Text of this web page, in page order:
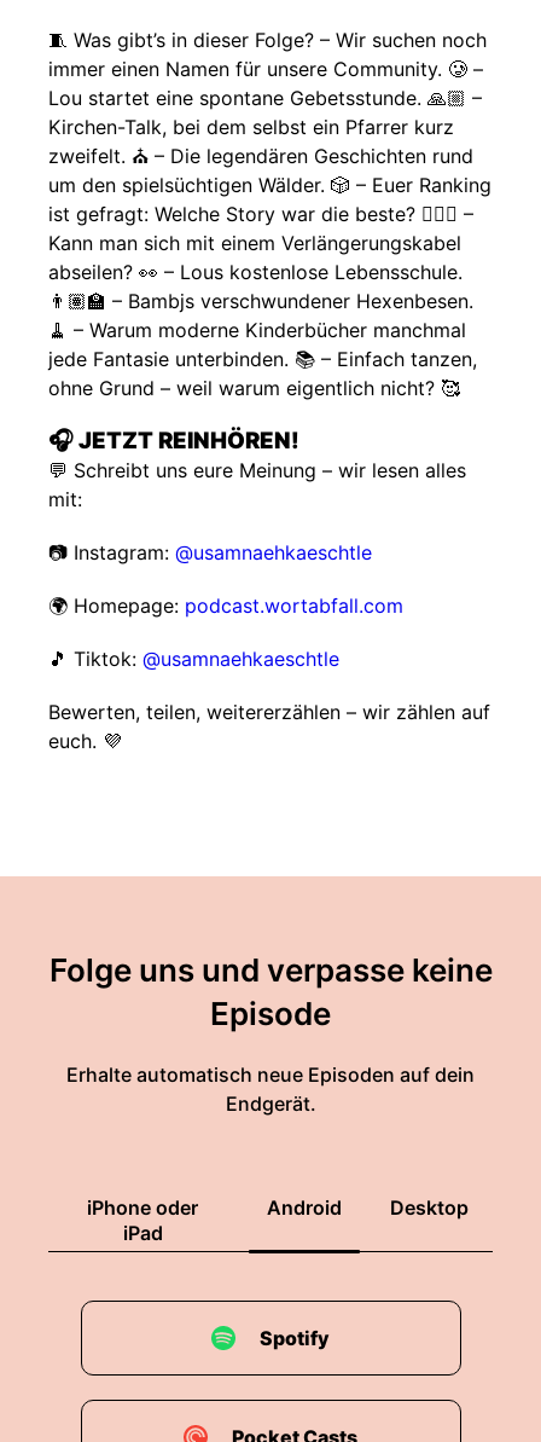
🧵 Was gibt’s in dieser Folge? – Wir suchen noch
immer einen Namen für unsere Community. 🥲 –
Lou startet eine spontane Gebetsstunde. 🙏🏼 –
Kirchen-Talk, bei dem selbst ein Pfarrer kurz
zweifelt. ⛪️ – Die legendären Geschichten rund
um den spielsüchtigen Wälder. 🎲 – Euer Ranking
ist gefragt: Welche Story war die beste? 🤷🏽‍♀️ –
Kann man sich mit einem Verlängerungskabel
abseilen? 👀 – Lous kostenlose Lebensschule.
👨🏽‍🏫 – Bambjs verschwundener Hexenbesen.
🧹 – Warum moderne Kinderbücher manchmal
jede Fantasie unterbinden. 📚 – Einfach tanzen,
ohne Grund – weil warum eigentlich nicht? 🥰
🎧JETZT REINHÖREN!
💬 Schreibt uns eure Meinung – wir lesen alles
mit:
📷 Instagram: @usamnaehkaeschtle
🌍 Homepage: podcast.wortabfall.com
🎵 Tiktok: @usamnaehkaeschtle
Bewerten, teilen, weitererzählen – wir zählen auf
euch. 💜
Folge uns und verpasse keine
Episode
Erhalte automatisch neue Episoden auf dein
Endgerät.
iPhone oder
iPad
Android Desktop
Spotify
Pocket Casts